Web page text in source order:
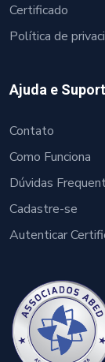
Certificado
Política de
Ajuda e
Contato
Como Funciona
Dúvidas
Cadastre-se
Autenticar